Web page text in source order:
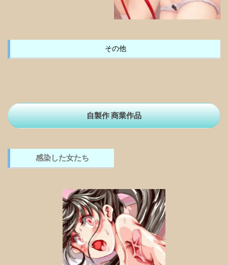
その他
自製作 商業作品
感染した女たち